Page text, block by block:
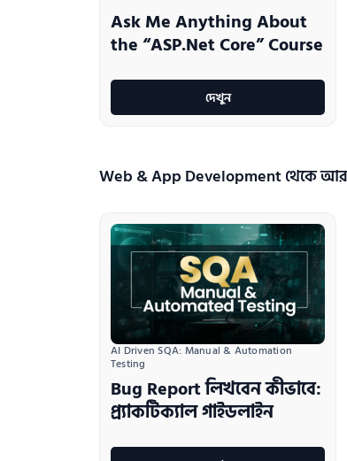
Ask Me Anything About
the “ASP.Net Core” Course
দেখুন
Web & App Development থেকে
AI Driven SQA: Manual & Automation
Testing
Bug Report লিখবেন কীভাবে:
প্র্যাকটিক্যাল গাইডলাইন